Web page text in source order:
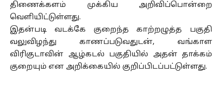
திணைக்களம் முக்கிய அறிவிப்பொன்றை
வெளியிட்டுள்ளது.
இதன்படி வடக்கே குறைந்த காற்றழுத்த பகுதி
வலுவிழந்து காணப்படுவதுடன், வங்காள
விரிகுடாவின் ஆழ்கடல் பகுதியில் அதன் தாக்கம்
குறையும் என அறிக்கையில் குறிப்பிடப்பட்டுள்ளது.